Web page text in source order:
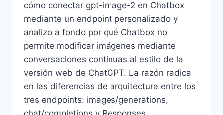
cómo conectar gpt-image-2 en Chatbox
mediante un endpoint personalizado y
analizo a fondo por qué Chatbox no
permite modificar imágenes mediante
conversaciones continuas al estilo de la
versión web de ChatGPT. La razón radica
en las diferencias de arquitectura entre los
tres endpoints: images/generations,